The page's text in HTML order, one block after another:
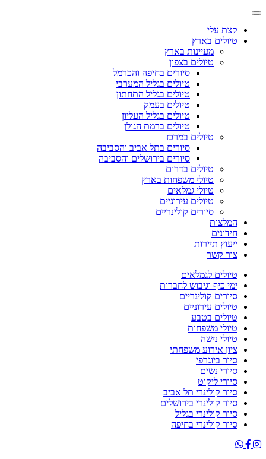
קצת עלי
טיולים בארץ
מעיינות בארץ
טיולים בצפון
סיורים בחיפה והכרמל
טיולים בגליל המערבי
טיולים בגליל התחתון
טיולים בעמק
טיולים בגליל העליון
טיולים ברמת הגולן
טיולים במרכז
סיורים בתל אביב והסביבה
סיורים בירושלים והסביבה
טיולים בדרום
טיולי משפחות בארץ
טיולי גמלאים
טיולים עירוניים
סיורים קולינריים
המלצות
חידונים
ייעוץ תיירות
צור קשר
טיולים לגמלאים
ימי כיף וגיבוש לחברות
סיורים קולינריים
טיולים עירוניים
טיולים בטבע
טיולי משפחות
טיולי נישה
ציון אירוע משפחתי
סיור ביוגרפי
סיורי נשים
סיורי ליקוט
סיור קולינרי תל אביב
סיור קולינרי בירושלים
סיור קולינרי בגליל
סיור קולינרי בחיפה